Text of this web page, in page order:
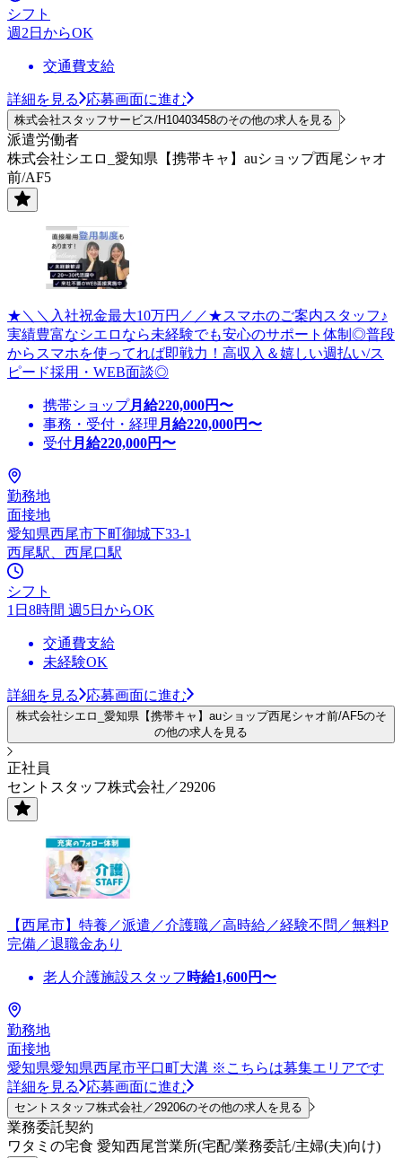
シフト
週2日からOK
交通費支給
詳細を見る 応募画面に進む
株式会社スタッフサービス/H10403458のその他の求人を見る
派遣労働者
株式会社シエロ_愛知県【携帯キャ】auショップ西尾シャオ
前/AF5
★＼＼入社祝金最大10万円／／★スマホのご案内スタッフ♪
実績豊富なシエロなら未経験でも安心のサポート体制◎普段
からスマホを使ってれば即戦力！高収入＆嬉しい週払い/ス
ピード採用・WEB面談◎
携帯ショップ月給220,000円〜
事務・受付・経理 月給220,000円〜
受付月給220,000円〜
勤務地
面接地
愛知県西尾市下町御城下33-1
西尾駅、西尾口駅
シフト
1日8時間 週5日からOK
交通費支給
未経験OK
詳細を見る 応募画面に進む
株式会社シエロ_愛知県【携帯キャ】auショップ西尾シャオ前/AF5のそ
の他の求人を見る
正社員
セントスタッフ株式会社／29206
【西尾市】特養／派遣／介護職／高時給／経験不問／無料P
完備／退職金あり
老人介護施設スタッフ 時給1,600円〜
勤務地
面接地
愛知県愛知県西尾市平口町大溝 ※こちらは募集エリアです
詳細を見る
応募画面に進む
セントスタッフ株式会社／29206のその他の求人を見る
業務委託契約
ワタミの宅食 愛知西尾営業所(宅配/業務委託/主婦(夫)向け)